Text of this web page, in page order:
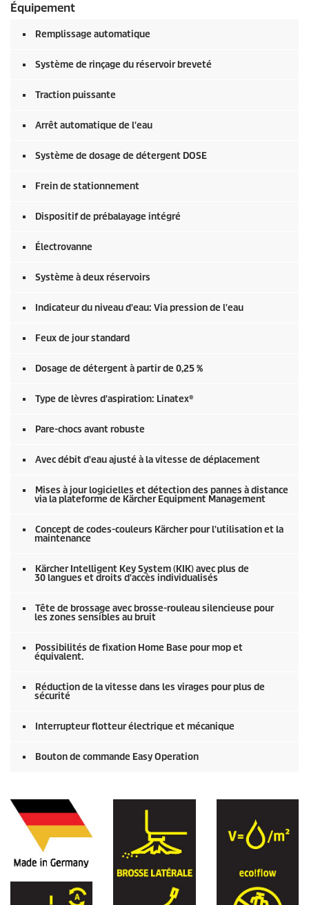
Équipement
Remplissage automatique
Système de rinçage du réservoir breveté
Traction puissante
Arrêt automatique de l'eau
Système de dosage de détergent DOSE
Frein de stationnement
Dispositif de prébalayage intégré
Électrovanne
Système à deux réservoirs
Indicateur du niveau d'eau: Via pression de l'eau
Feux de jour standard
Dosage de détergent à partir de 0,25 %
Type de lèvres d'aspiration: Linatex®
Pare-chocs avant robuste
Avec débit d'eau ajusté à la vitesse de déplacement
Mises à jour logicielles et détection des pannes à distance
via la plateforme de Kärcher Equipment Management
Concept de codes-couleurs Kärcher pour l'utilisation et la
maintenance
Kärcher Intelligent Key System (KIK) avec plus de
30 langues et droits d'accès individualisés
Tête de brossage avec brosse-rouleau silencieuse pour
les zones sensibles au bruit
Possibilités de fixation Home Base pour mop et
équivalent.
Réduction de la vitesse dans les virages pour plus de
sécurité
Interrupteur flotteur électrique et mécanique
Bouton de commande Easy Operation